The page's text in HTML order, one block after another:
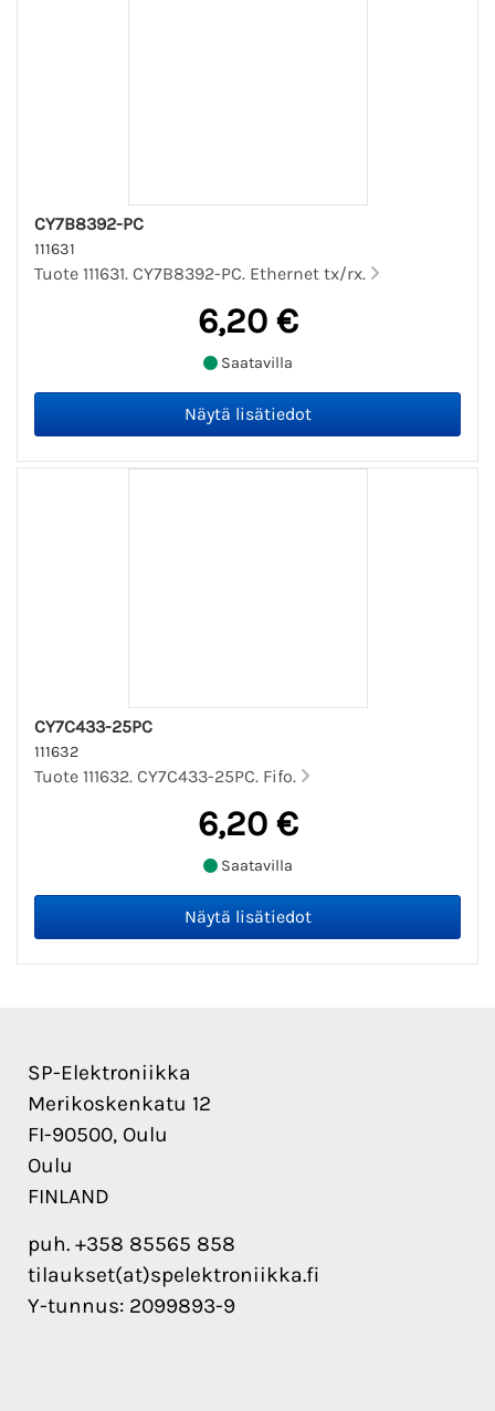
CY7B8392-PC
111631
Tuote 111631. CY7B8392-PC. Ethernet tx/rx.
6,20 €
Saatavilla
CY7C433-25PC
111632
Tuote 111632. CY7C433-25PC. Fifo.
6,20 €
Saatavilla
SP-Elektroniikka
Merikoskenkatu 12
FI-90500, Oulu
Oulu
FINLAND
puh. +358 85565 858
tilaukset(at)spelektroniikka.fi
Y-tunnus: 2099893-9